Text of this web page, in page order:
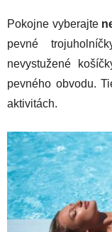
Pokojne vyberajte
pevné
nevystužené
pevného obvodu.
aktivitách.